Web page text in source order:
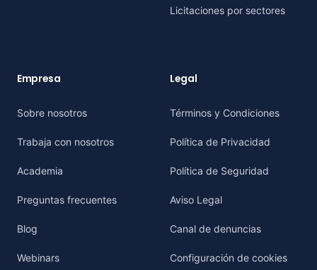
Licitaciones por sectores
Empresa
Sobre nosotros
Trabaja con nosotros
Academia
Preguntas frecuentes
Blog
Webinars
Legal
Términos y Condiciones
Política de Privacidad
Política de Seguridad
Aviso Legal
Canal de denuncias
Configuración de cookies